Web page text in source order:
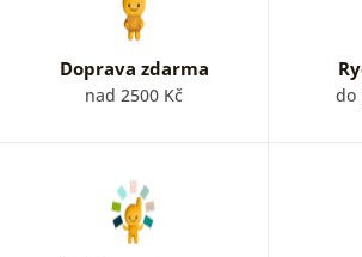
Doprava zdarma
nad 2500 Kč do